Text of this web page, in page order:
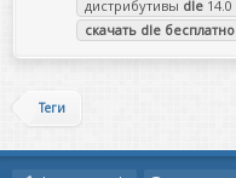
дистрибутивы dle
скачать dle бесплатно
Теги